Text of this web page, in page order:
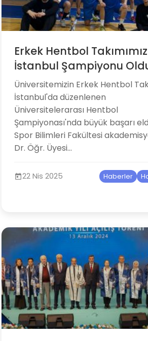
Erkek Hentbol Takımımız
İstanbul Şampiyonu
​​​Üniversitemizin Erkek Hentbol
İstanbul'da düzenlenen
Üniversitelerarası Hentbol
Şampiyonası'nda büyük başarı
Spor Bilimleri Fakültesi
Dr. Öğr. Üyesi​...
22 Nis 2025 Haberler